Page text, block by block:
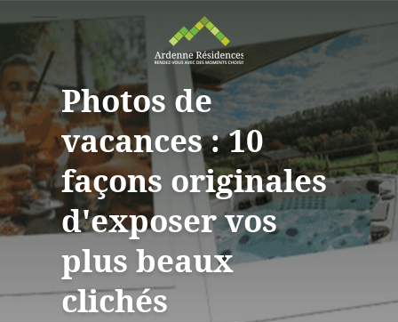
Photos de
vacances : 10
façons originales
d'exposer vos
plus beaux
clichés